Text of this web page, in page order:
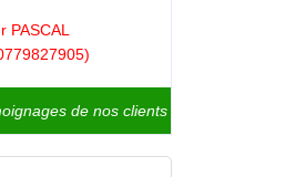
PASCAL
de nos clients